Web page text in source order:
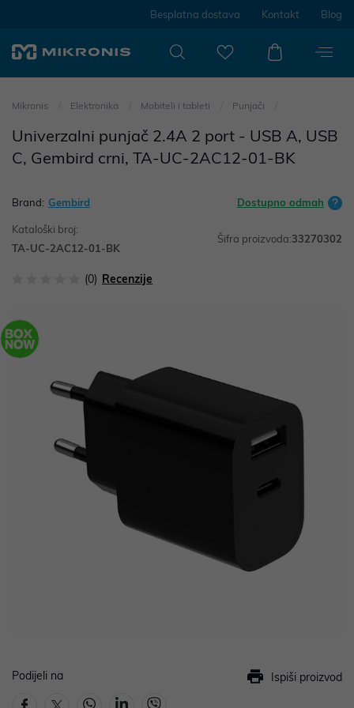
Besplatna dostava Kontakt Blog
Mikronis Elektronika Mobiteli i tableti Punjači
Univerzalni punjač 2.4A 2 port - USB A, USB
C, Gembird crni, TA-UC-2AC12-01-BK
Brand: Gembird Dostupno odmah
Kataloški broj:
TA-UC-2AC12-01-BK
Šifra proizvoda:33270302
(0) Recenzije
Podijeli na Ispiši proizvod